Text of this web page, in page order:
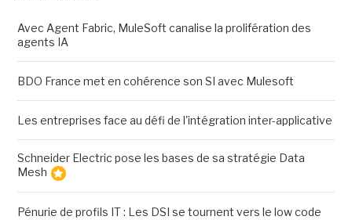
Avec Agent Fabric, MuleSoft canalise la prolifération des
agents IA
BDO France met en cohérence son SI avec Mulesoft
Les entreprises face au défi de l'intégration inter-applicative
Schneider Electric pose les bases de sa stratégie Data
Mesh
Pénurie de profils IT : Les DSI se tournent vers le low code